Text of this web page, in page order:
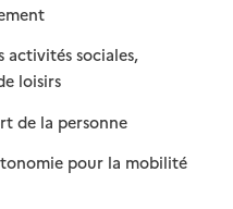
: disponible
: non disponible
activités sociales,
loisirs
: disponible
: non disponible
de la personne: disponible
: non disponible
pour la mobilité